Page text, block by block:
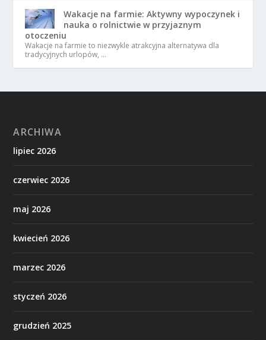
Wakacje na farmie: Aktywny wypoczynek i
nauka o rolnictwie w przyjaznym
otoczeniu
Wakacje na farmie to niezwykle atrakcyjna alternatywa dla
tradycyjnych urlopów, …
ARCHIWA
lipiec 2026
czerwiec 2026
maj 2026
kwiecień 2026
marzec 2026
styczeń 2026
grudzień 2025